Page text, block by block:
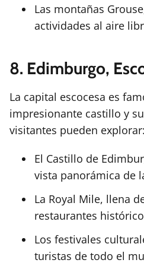
Las montañas
actividades al aire
8. Edimburgo,
La capital escocesa es
impresionante castillo y
visitantes pueden explorar:
El Castillo de
vista panorámica de
La Royal Mile, llena
restaurantes
Los festivales
turistas de todo el